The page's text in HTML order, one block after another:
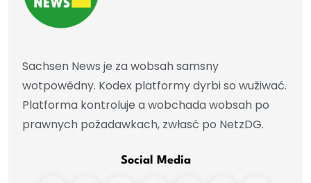
Sachsen News je za wobsah samsny
wotpowědny. Kodex platformy dyrbi so wužiwać.
Platforma kontroluje a wobchada wobsah po
prawnych požadawkach, zwłasć po NetzDG.
Social Media